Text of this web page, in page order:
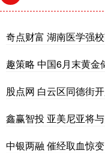
奇点财富 湖南医学强
趣策略 中国6月末黄
股点网 白云区同德街
鑫赢智投 亚美尼亚将
中银两融 催经取血惊